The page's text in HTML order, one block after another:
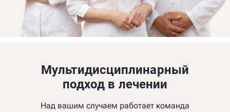
Мультидисциплинарный
подход в лечении
Над вашим случаем работает команда